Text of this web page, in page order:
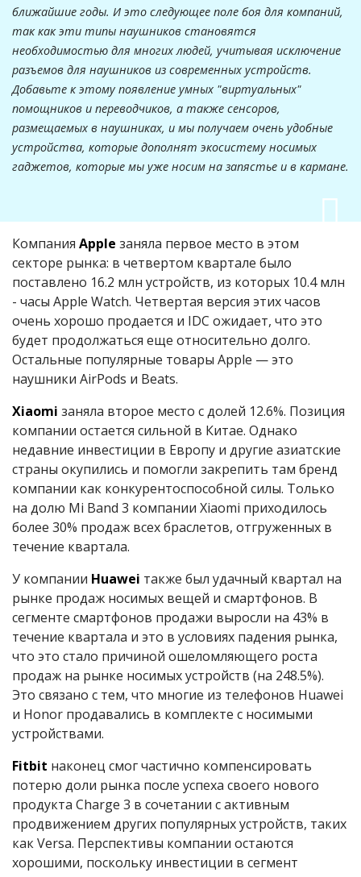
ближайшие годы. И это следующее поле боя для компаний,
так как эти типы наушников становятся
необходимостью для многих людей, учитывая исключение
разъемов для наушников из современных устройств.
Добавьте к этому появление умных "виртуальных"
помощников и переводчиков, а также сенсоров,
размещаемых в наушниках, и мы получаем очень удобные
устройства, которые дополнят экосистему носимых
гаджетов, которые мы уже носим на запястье и в кармане.
Компания Apple заняла первое место в этом
секторе рынка: в четвертом квартале было
поставлено 16.2 млн устройств, из которых 10.4 млн
- часы Apple Watch. Четвертая версия этих часов
очень хорошо продается и IDC ожидает, что это
будет продолжаться еще относительно долго.
Остальные популярные товары Apple — это
наушники AirPods и Beats.
Xiaomi заняла второе место с долей 12.6%. Позиция
компании остается сильной в Китае. Однако
недавние инвестиции в Европу и другие азиатские
страны окупились и помогли закрепить там бренд
компании как конкурентоспособной силы. Только
на долю Mi Band 3 компании Xiaomi приходилось
более 30% продаж всех браслетов, отгруженных в
течение квартала.
У компании Huawei также был удачный квартал на
рынке продаж носимых вещей и смартфонов. В
сегменте смартфонов продажи выросли на 43% в
течение квартала и это в условиях падения рынка,
что это стало причиной ошеломляющего роста
продаж на рынке носимых устройств (на 248.5%).
Это связано с тем, что многие из телефонов Huawei
и Honor продавались в комплекте с носимыми
устройствами.
Fitbit наконец смог частично компенсировать
потерю доли рынка после успеха своего нового
продукта Charge 3 в сочетании с активным
продвижением других популярных устройств, таких
как Versa. Перспективы компании остаются
хорошими, поскольку инвестиции в сегмент